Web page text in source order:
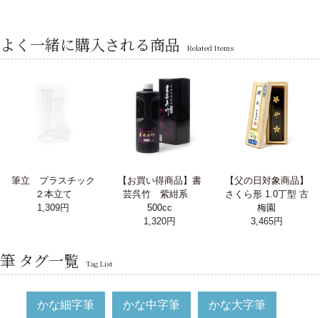
よく一緒に購入される商品 Related Items
筆立 プラスチック
２本立て
1,309円
【お買い得商品】書
芸呉竹 紫紺系
500cc
1,320円
【父の日対象商品】
さくら形 1.0丁型 古
梅園
3,465円
筆 タグ一覧 Tag List
かな細字筆 かな中字筆 かな大字筆